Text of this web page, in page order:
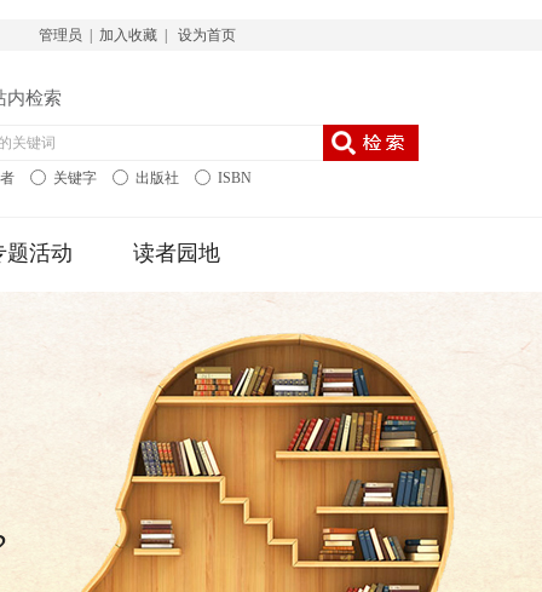
管理员 加入收藏 设为首页
内检索
关键字 出版社 ISBN
题活动 读者园地